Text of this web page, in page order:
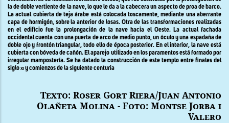
la de doble vertiente de la nave, lo que le da a la cabecera un aspecto de proa de barco.
La actual cubierta de teja árabe está colocada toscamente, mediante una aberrante
capa de hormigón, sobre la anterior de losas. Otra de las transformaciones realizadas
en el edificio fue la prolongación de la nave hacia el Oeste. La actual fachada
occidental cuenta con una puerta de arco de medio punto, un óculo y una espadaña de
doble ojo y frontón triangular, todo ello de época posterior. En el interior, la nave está
cubierta con bóveda de cañón. El aparejo utilizado en los paramentos está formado por
irregular mampostería. Se ha datado la construcción de este templo entre finales del
sigloxiy comienzos de la siguiente centuria
Texto: Roser Gort Riera/Juan Antonio
Olañeta Molina - Foto: Montse Jorba i
Valero